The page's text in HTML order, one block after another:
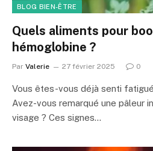
BLOG BIEN-ÊTRE
Quels aliments pour
hémoglobine ?
Par Valerie 27 février 2025 0
Vous êtes-vous déjà senti
Avez-vous remarqué une pâleur
visage ? Ces signes…